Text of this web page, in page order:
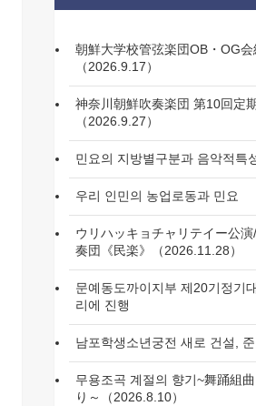
朝鮮大学校管弦楽団OB・OG会
（2026.9.17）
神奈川朝鮮吹奏楽団 第10回定
（2026.9.27）
민요의 지방별구분과 음악적특
우리 인민의 농업로동과 민요
ウリハッキョチャリテイー公
奏団《民楽》（2026.11.28）
문예동도까이지부 제20기정기
리에 진행
남포학생소년궁전 새로 건설,
무용조곡 계절의 향기~舞踊組
り～（2026.8.10）